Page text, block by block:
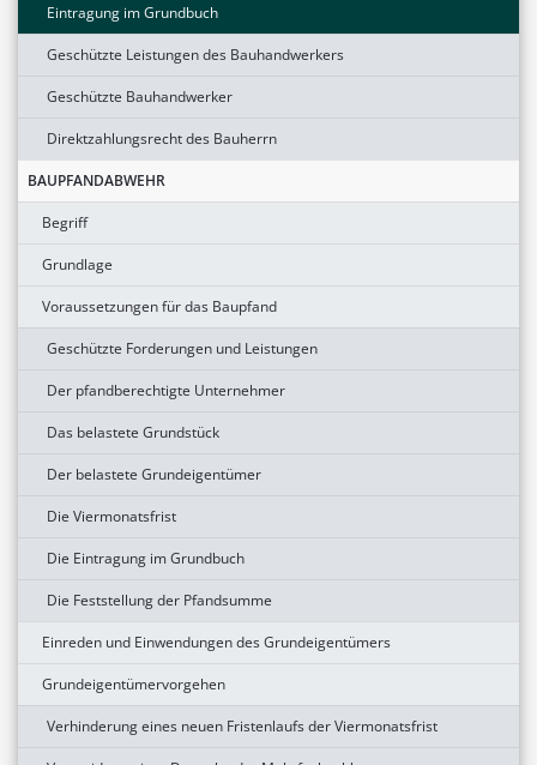
Eintragung im Grundbuch
Geschützte Leistungen des Bauhandwerkers
Geschützte Bauhandwerker
Direktzahlungsrecht des Bauherrn
BAUPFANDABWEHR
Begriff
Grundlage
Voraussetzungen für das Baupfand
Geschützte Forderungen und Leistungen
Der pfandberechtigte Unternehmer
Das belastete Grundstück
Der belastete Grundeigentümer
Die Viermonatsfrist
Die Eintragung im Grundbuch
Die Feststellung der Pfandsumme
Einreden und Einwendungen des Grundeigentümers
Grundeigentümervorgehen
Verhinderung eines neuen Fristenlaufs der Viermonatsfrist